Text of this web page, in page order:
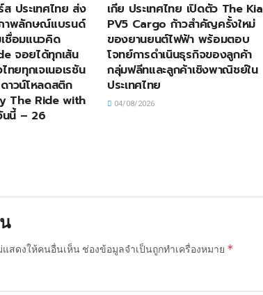
ประเทศไทย ส่ง
าพลักษณ์แบรนด์
ชื่อมแนวคิด
จอยได้ทุกเส้น
ทยทุกเจเนอเรชัน
าวน์โหลดสติก
The Ride with
นนี้ – 26
เกีย ประเทศไทย เปิดตัว The Kia
PV5 Cargo ก้าวสำคัญครั้งใหม่
ของยานยนต์ไฟฟ้า พร้อมตอบ
โจทย์การดำเนินธุรกิจของลูกค้า
กลุ่มฟลีทและลูกค้าเชิงพาณิชย์ใน
ประเทศไทย
04/08/2026
สดงให้คนอื่นเห็น ช่องข้อมูลจำเป็นถูกทำเครื่องหมาย *